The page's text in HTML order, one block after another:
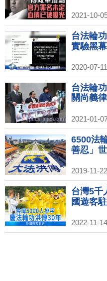
2021-10-
台法輪
實驗黑幕
2020-07-
台法輪
關尚義
2021-01-
6500法
善忍」
2019-11-
台灣5千
國遊客
2022-11-